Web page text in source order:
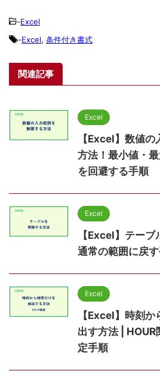
-Excel
-Excel, 条件付き書式
関連記事
Excel
【Excel】数値
方法！最小値・
を回避する手順
Excel
【Excel】テーブ
通常の範囲に戻
Excel
【Excel】時刻
出す方法 |
定手順